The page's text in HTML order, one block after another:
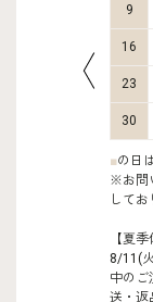
9
16
23
30
■の日
※お問
してお
【夏
8/11(
中のご
送・返